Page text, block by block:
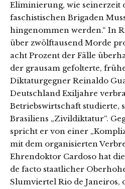
Eliminierung, wie seinerzeit
faschistischen Brigaden
hingenommen werden.“ In
über zwölftausend Morde
acht Prozent der Fälle
der grausam gefolterte,
Diktaturgegner Reinaldo
Deutschland Exiljahre
Betriebswirtschaft studierte,
Brasiliens „Zivildiktatur“.
spricht er von einer
mit dem organisierten
Ehrendoktor Cardoso hat
de facto staatlicher
Slumviertel Rio de Janeiros,